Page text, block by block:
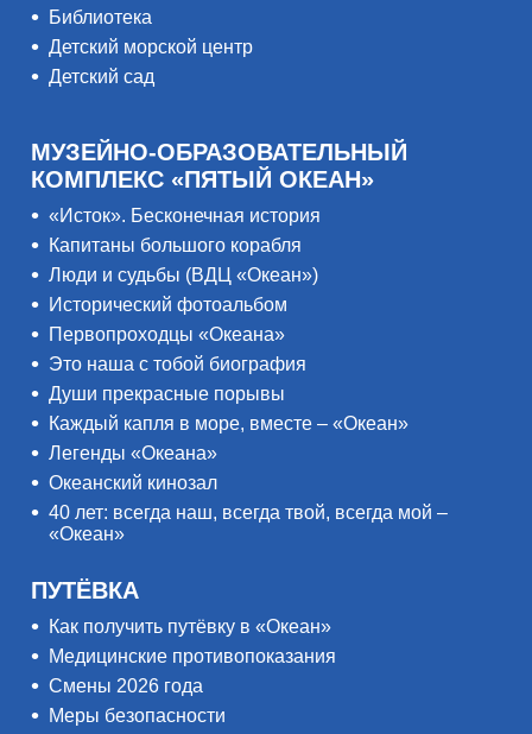
Библиотека
Детский морской центр
Детский сад
МУЗЕЙНО-ОБРАЗОВАТЕЛЬНЫЙ
КОМПЛЕКС «ПЯТЫЙ ОКЕАН»
«Исток». Бесконечная история
Капитаны большого корабля
Люди и судьбы (ВДЦ «Океан»)
Исторический фотоальбом
Первопроходцы «Океана»
Это наша с тобой биография
Души прекрасные порывы
Каждый капля в море, вместе – «Океан»
Легенды «Океана»
Океанский кинозал
40 лет: всегда наш, всегда твой, всегда мой –
«Океан»
ПУТЁВКА
Как получить путёвку в «Океан»
Медицинские противопоказания
Смены 2026 года
Меры безопасности